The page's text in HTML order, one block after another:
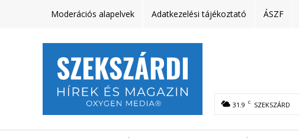
Moderációs alapelvek Adatkezelési tájékoztató ÁSZF
31.9 C SZEKSZÁRD